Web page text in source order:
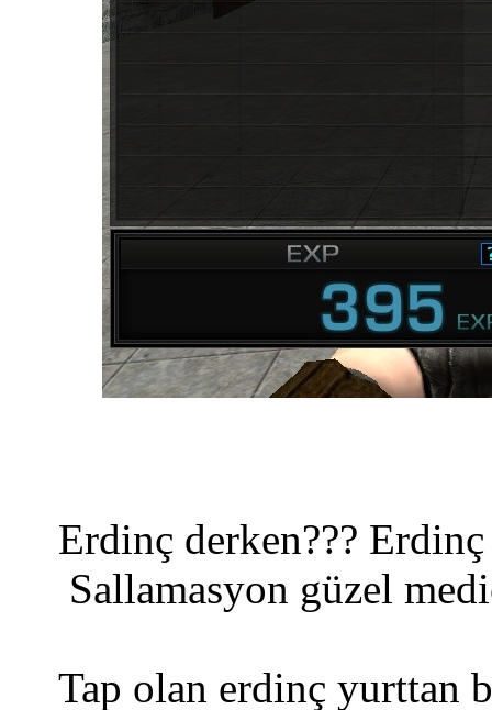
Erdinç derken???
Sallamasyon güzel
Tap olan erdinç yurttan